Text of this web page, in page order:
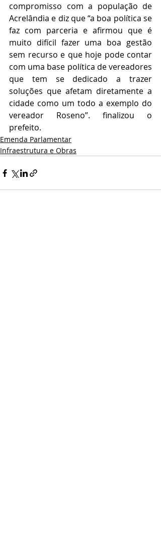
compromisso com a população de
Acrelândia e diz que “a boa política se
faz com parceria e afirmou que é
muito difícil fazer uma boa gestão
sem recurso e que hoje pode contar
com uma base política de vereadores
que tem se dedicado a trazer
soluções que afetam diretamente a
cidade como um todo a exemplo do
vereador Roseno”. finalizou o
prefeito.
Emenda Parlamentar
Infraestrutura e Obras